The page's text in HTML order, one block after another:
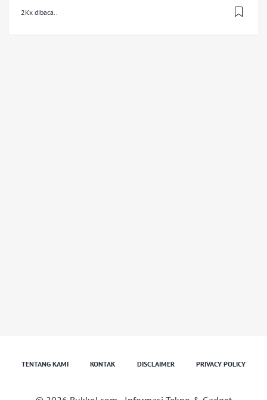
2Kx dibaca..
TENTANG KAMI KONTAK DISCLAIMER PRIVACY POLICY